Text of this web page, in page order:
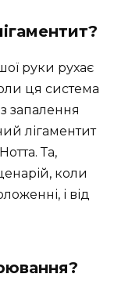
руки рухає
ця система
запалення
лігаментит
Та,
коли
і від